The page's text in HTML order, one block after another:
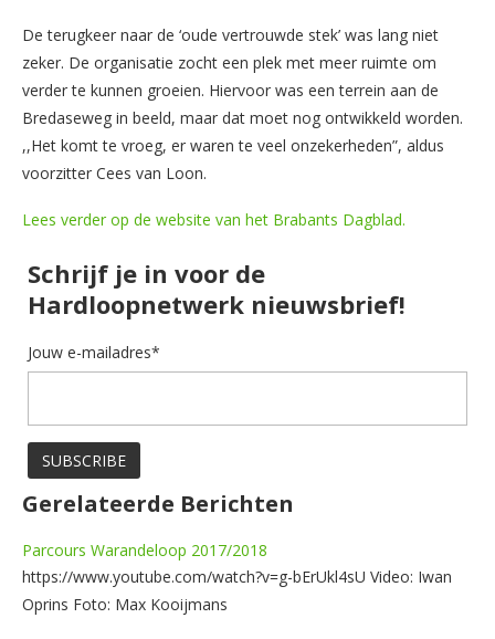
De terugkeer naar de ‘oude vertrouwde stek’ was lang niet
zeker. De organisatie zocht een plek met meer ruimte om
verder te kunnen groeien. Hiervoor was een terrein aan de
Bredaseweg in beeld, maar dat moet nog ontwikkeld worden.
,,Het komt te vroeg, er waren te veel onzekerheden”, aldus
voorzitter Cees van Loon.
Lees verder op de website van het Brabants Dagblad.
Schrijf je in voor de
Hardloopnetwerk nieuwsbrief!
Jouw e-mailadres*
Gerelateerde Berichten
Parcours Warandeloop 2017/2018
https://www.youtube.com/watch?v=g-bErUkl4sU Video: Iwan
Oprins Foto: Max Kooijmans